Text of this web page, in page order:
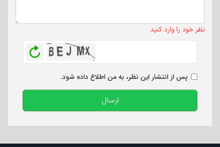
نظر خود را وارد کنید
پس از انتشار این نظر، به من اطلاع داده شود.
ارسال